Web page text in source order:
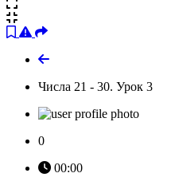
Числа 21 - 30. Урок 3
0
00:00